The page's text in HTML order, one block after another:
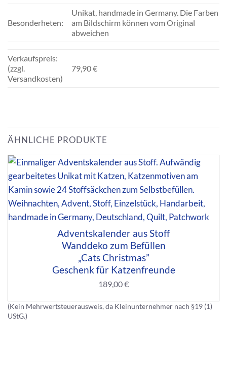
Besonderheten:
Unikat, handmade in Germany. Die Farben
am Bildschirm können vom Original
abweichen
Verkaufspreis:
(zzgl.
Versandkosten)
79,90 €
ÄHNLICHE PRODUKTE
Adventskalender aus Stoff
Wanddeko zum Befüllen
„Cats Christmas”
Geschenk für Katzenfreunde
189,00€
(Kein Mehrwertsteuerausweis, da Kleinunternehmer nach §19 (1)
UStG.)